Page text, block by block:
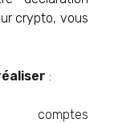
crypto, vous
: